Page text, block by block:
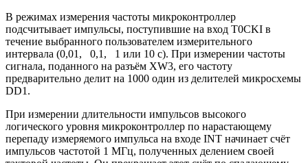
В режимах измерения частоты микроконтроллер
подсчитывает импульсы, поступившие на вход T0CKI в
течение выбранного пользователем измерительного
интервала (0,01, 0,1, 1 или 10 с). При измерении частоты
сигнала, поданного на разъём XW3, его частоту
предварительно делит на 1000 один из делителей микросхемы
DD1.
При измерении длительности импульсов высокого
логического уровня микроконтроллер по нарастающему
перепаду измеряемого импульса на входе INT начинает счёт
импульсов частотой 1 МГц, полученных делением своей